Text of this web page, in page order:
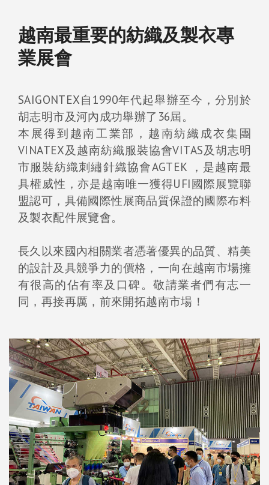
越南最重要的紡織及製衣專
業展會
SAIGONTEX自1990年代起舉辦至今，分別於
胡志明市及河內成功舉辦了36屆。
本展得到越南工業部，越南紡織成衣集團
VINATEX及越南紡織服裝協會VITAS及胡志明
市服裝紡織刺繡針織協會AGTEK ，是越南最
具權威性，亦是越南唯一獲得UFI國際展覽聯
盟認可，具備國際性展商品質保證的國際布料
及製衣配件展覽會。
長久以來國內相關業者憑著優異的品質、精美
的設計及具競爭力的價格，一向在越南市場擁
有很高的佔有率及口碑。敬請業者們有志一
同，再接再厲，前來開拓越南市場！